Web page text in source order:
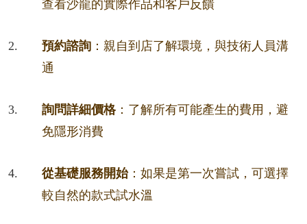
查看沙龍的實際作品和客戶反饋
預約諮詢 ：親自到店了解環境，與技術人員溝
通
詢問詳細價格：了解所有可能產生的費用，避
免隱形消費
從基礎服務開始：如果是第一次嘗試，可選擇
較自然的款式試水溫